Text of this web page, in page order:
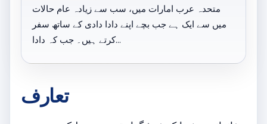
متحدہ عرب امارات میں، سب سے زیادہ عام حالات
میں سے ایک ہے جب بچے اپنے دادا دادی کے ساتھ سفر
کرتے ہیں۔ جب کہ دادا…
تعارف